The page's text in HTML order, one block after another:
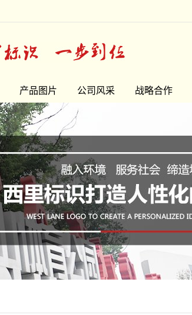
产品图片
精品字
门头牌系列
宣传栏系列
指示牌系列
花草牌系列
LOGO墙
精神堡垒
雕塑、小品
公司风采 战略合作